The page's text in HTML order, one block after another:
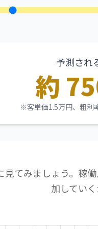
予測され
約
※客単価1.5万円、粗利
見てみましょう。稼
加していく